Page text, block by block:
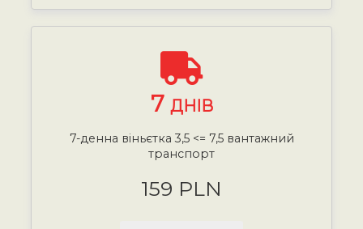
7 ДНІВ
7-денна віньєтка 3,5 <= 7,5 вантажний
транспорт
159 PLN